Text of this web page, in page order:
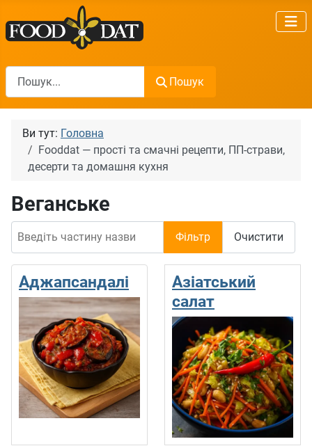
Пошук
Пошук
Ви тут: Головна
Fooddat — прості та смачні рецепти, ПП-страви,
десерти та домашня кухня
Веганське
Фільтр Очистити
Аджапсандалі
Азіатський
салат